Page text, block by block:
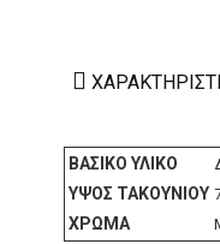
ΒΑΣΙΚΌ ΥΛΙΚΌ
ΎΨΟΣ ΤΑΚΟΥΝΙΟΎ
ΧΡΏΜΑ